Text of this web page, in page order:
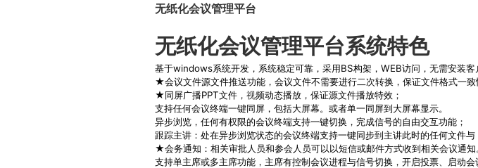
无纸化会议管理平台
无纸化会议管理平台系统特色
基于windows系统开发，系统稳定可靠，采用BS构架，WEB访问，无需安装客
★会议文件源文件推送功能，会议文件不需要进行二次转换，保证文件格式一致
★同屏广播PPT文件， 视频动态播放，保证源文件播放特效；
支持任何会议终端一键同屏，包括大屏幕。或者单一同屏到大屏幕显示。
异步浏览，任何有权限的会议终端支持一键切换，完成信号的自由交互功能；
跟踪主讲：处在异步浏览状态的会议终端支持一键同步到主讲此时的任何文件与
★会务通知：相关审批人员和参会人员可以以短信或邮件方式收到相关会议通知
支持单主席或多主席功能，主席有控制会议进程与信号切换，开启投票、启动